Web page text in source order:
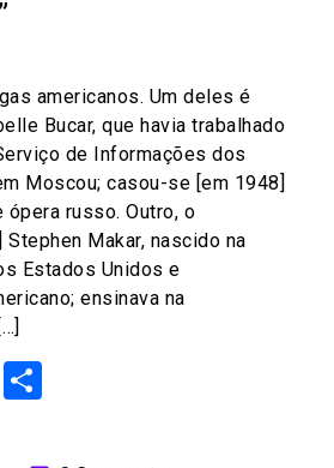
americanos. Um deles é
Bucar, que havia trabalhado
de Informações dos
Moscou; casou-se [em 1948]
ópera russo. Outro, o
Makar, nascido na
Estados Unidos e
ensinava na
Email